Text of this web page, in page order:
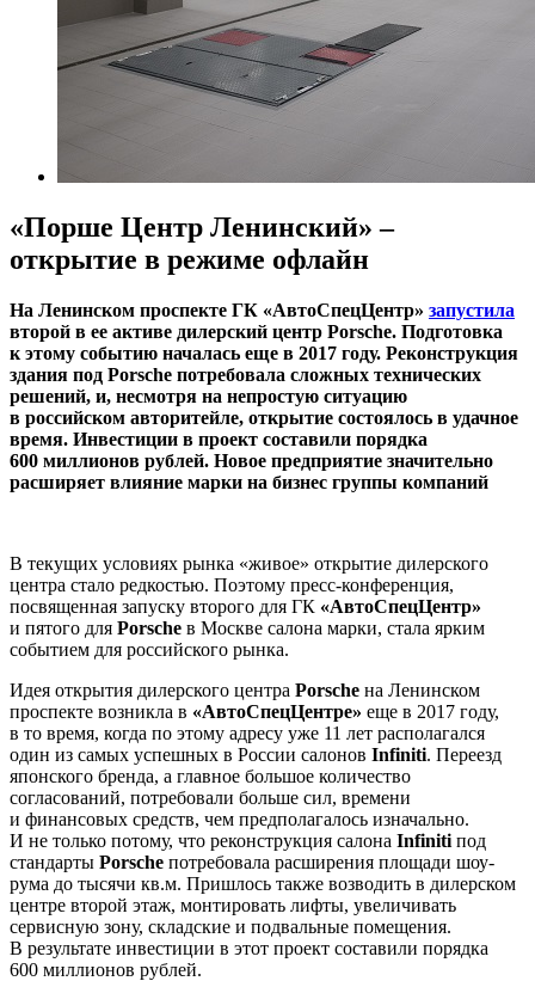
«Порше Центр Ленинский» –
открытие в режиме офлайн
На Ленинском проспекте ГК «АвтоСпецЦентр» запустила
второй в ее активе дилерский центр Porsche. Подготовка
к этому событию началась еще в 2017 году. Реконструкция
здания под Porsche потребовала сложных технических
решений, и, несмотря на непростую ситуацию
в российском авторитейле, открытие состоялось в удачное
время. Инвестиции в проект составили порядка
600 миллионов рублей. Новое предприятие значительно
расширяет влияние марки на бизнес группы компаний
В текущих условиях рынка «живое» открытие дилерского
центра стало редкостью. Поэтому пресс-конференция,
посвященная запуску второго для ГК «АвтоСпецЦентр»
и пятого для Porsche в Москве салона марки, стала ярким
событием для российского рынка.
Идея открытия дилерского центра Porsche на Ленинском
проспекте возникла в «АвтоСпецЦентре» еще в 2017 году,
в то время, когда по этому адресу уже 11 лет располагался
один из самых успешных в России салонов Infiniti. Переезд
японского бренда, а главное большое количество
согласований, потребовали больше сил, времени
и финансовых средств, чем предполагалось изначально.
И не только потому, что реконструкция салона Infiniti под
стандарты Porsche потребовала расширения площади шоу-
рума до тысячи кв.м. Пришлось также возводить в дилерском
центре второй этаж, монтировать лифты, увеличивать
сервисную зону, складские и подвальные помещения.
В результате инвестиции в этот проект составили порядка
600 миллионов рублей.